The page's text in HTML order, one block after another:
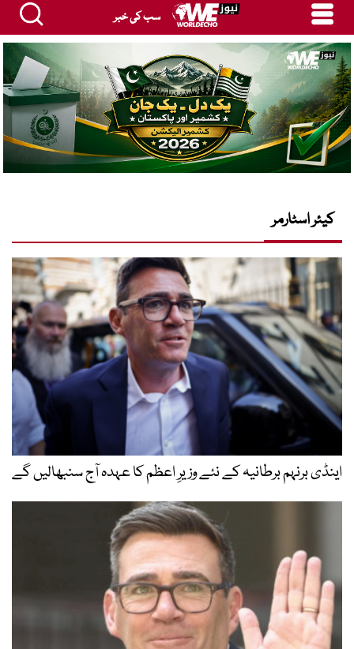
سب کی خبر
کیئر اسٹارمر
اینڈی برنہم برطانیہ کے نئے وزیرِ اعظم کا عہدہ آج سنبھالیں گے